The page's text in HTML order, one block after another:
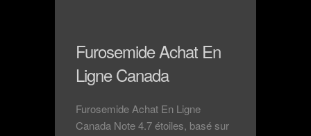
Furosemide Achat En
Ligne Canada
Furosemide Achat En Ligne
Canada Note 4.7 étoiles, basé sur